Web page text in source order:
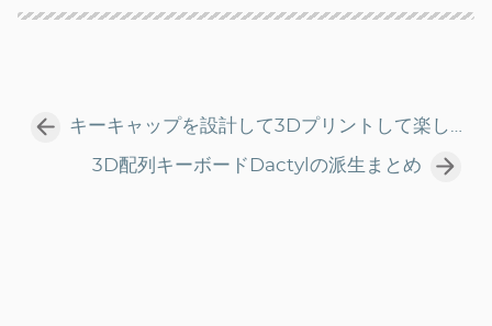
キーキャップを設計して3Dプリントして楽しむ！
3D配列キーボードDactylの派生まとめ